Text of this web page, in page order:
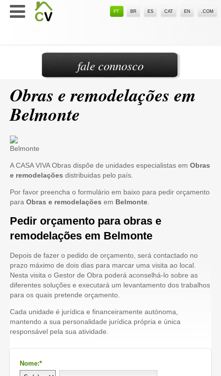
PT BR ES CAT EN .COM
Obras e remodelações em
Belmonte
A CASA VIVA Obras dispõe de unidades especialistas em Obras
e remodelações distribuidas pelo país.
Por favor preencha o formulário em baixo para pedir orçamento
para Obras e remodelações em Belmonte
Pedir orçamento para obras e
remodelações em Belmonte
Depois de fazer o pedido de orçamento, será contactado no
prazo máximo de dois dias para marcar uma visita ao local.
Nesta visita o Gestor de Obra poderá aconselhá-lo sobre as
diferentes soluções e executará um levantamento dos trabalhos
para os quais pretende orçamento.
Cada unidade é jurídica e financeiramente autónoma,
mantendo a sua personalidade jurídica própria e única
responsável pela sua atividade.
Nome:*
fale connosco